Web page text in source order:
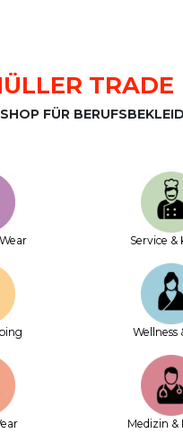
TRADE
FÜR
Service &
Wellness
Medizin &